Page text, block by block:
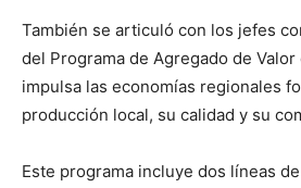
También se articuló con los jefes
del Programa de Agregado de
impulsa las economías regionales
producción local, su calidad y su
Este programa incluye dos líneas